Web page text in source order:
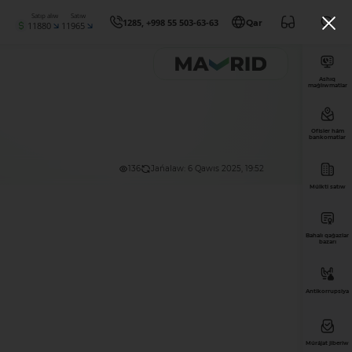
Satıp alıw
11880
Satıw
11965 1285, +998 55 503-63-63 Qar
136 Jańalaw: 6 Qawıs 2025, 19:52
Ashıq
maǵlıwmatlar
Ofisler hám
bankomatlar
Múlkti satıw
Bahalı qaǵazlar
bazarı
Antikorrupsiya
Múrájat jiberiw